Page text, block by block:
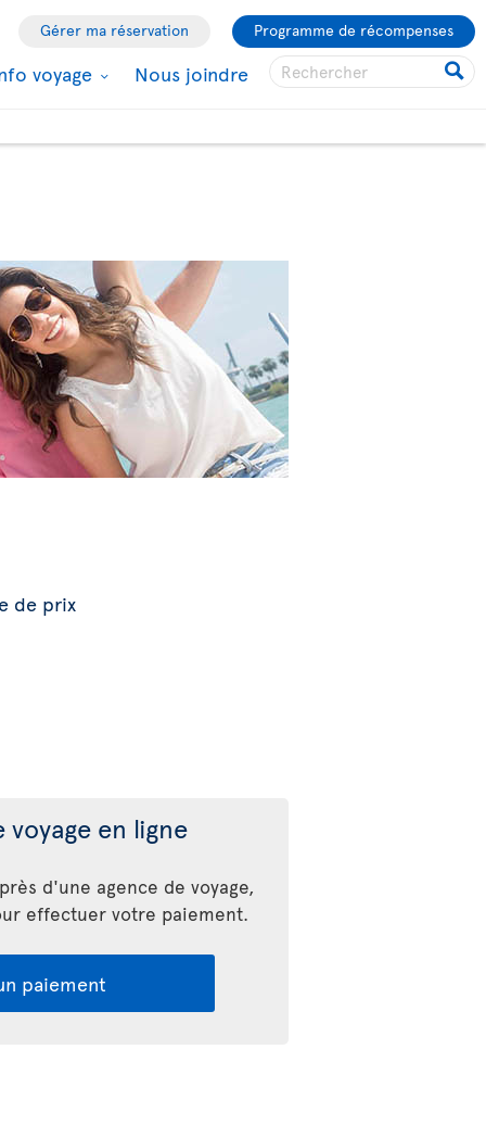
Gérer ma réservation Programme de récompenses
voyage Nous joindre
de prix
en ligne
d'une agence de voyage,
effectuer votre paiement.
paiement